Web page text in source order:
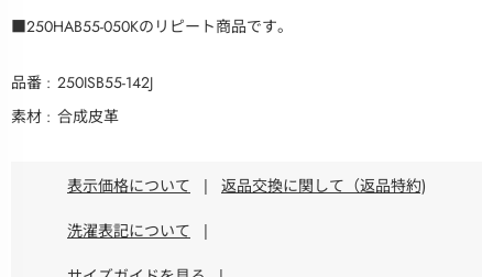
■250HAB55-050Kのリピート商品です。
品番
250ISB55-142J
素材
合成皮革
表示価格について | 返品交換に関して（返品特約)
洗濯表記について |